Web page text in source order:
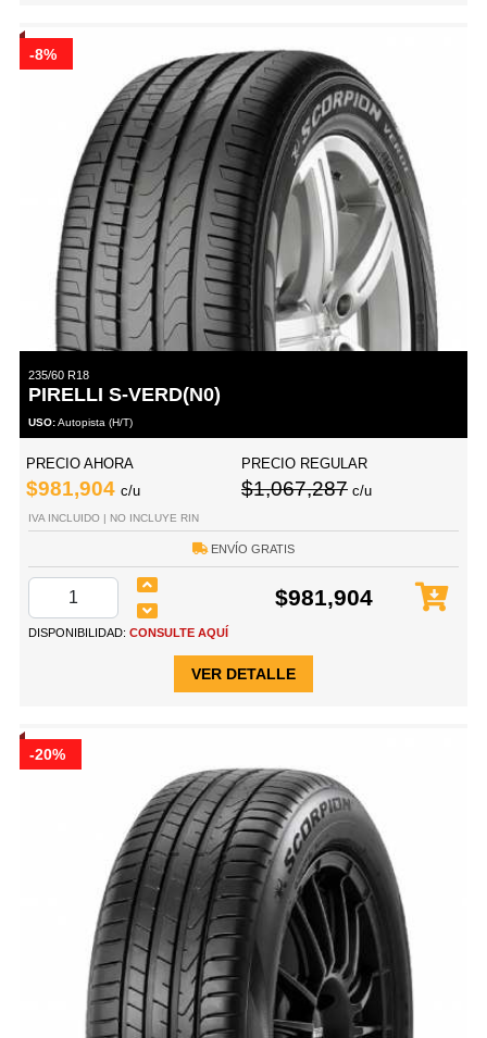
-8%
235/60 R18
PIRELLI S-VERD(N0)
USO:Autopista (H/T)
PRECIO AHORA
$981,904 c/u
PRECIO REGULAR
$1,067,287 c/u
IVA INCLUIDO | NO INCLUYE RIN
ENVÍO GRATIS
$981,904
DISPONIBILIDAD: CONSULTE AQUÍ
VER DETALLE
-20%